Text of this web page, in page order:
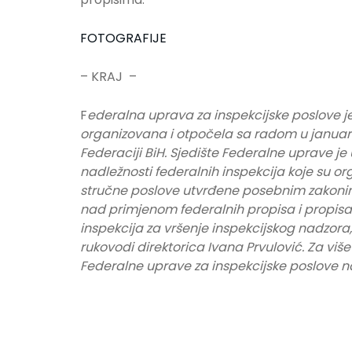
FOTOGRAFIJE
– KRAJ –
Federalna uprava za inspekcijske poslove
organizovana i otpočela sa radom u
Federaciji BiH. Sjedište Federalne uprave
nadležnosti federalnih inspekcija koje su
stručne poslove utvrđene posebnim
nad primjenom federalnih propisa i
inspekcija za vršenje inspekcijskog
rukovodi direktorica Ivana Prvulović. Za
Federalne uprave za inspekcijske poslove